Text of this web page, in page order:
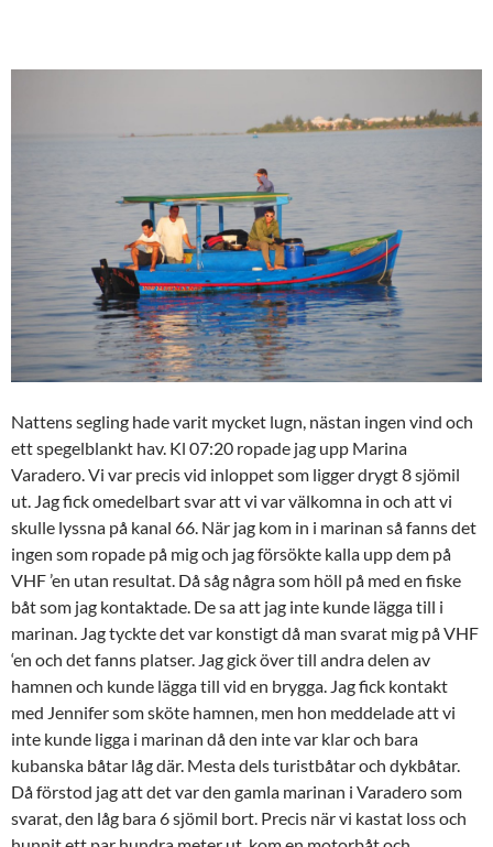
Nattens segling hade varit mycket lugn, nästan ingen vind och
ett spegelblankt hav. Kl 07:20 ropade jag upp Marina
Varadero. Vi var precis vid inloppet som ligger drygt 8 sjömil
ut. Jag fick omedelbart svar att vi var välkomna in och att vi
skulle lyssna på kanal 66. När jag kom in i marinan så fanns det
ingen som ropade på mig och jag försökte kalla upp dem på
VHF ’en utan resultat. Då såg några som höll på med en fiske
båt som jag kontaktade. De sa att jag inte kunde lägga till i
marinan. Jag tyckte det var konstigt då man svarat mig på VHF
‘en och det fanns platser. Jag gick över till andra delen av
hamnen och kunde lägga till vid en brygga. Jag fick kontakt
med Jennifer som sköte hamnen, men hon meddelade att vi
inte kunde ligga i marinan då den inte var klar och bara
kubanska båtar låg där. Mesta dels turistbåtar och dykbåtar.
Då förstod jag att det var den gamla marinan i Varadero som
svarat, den låg bara 6 sjömil bort. Precis när vi kastat loss och